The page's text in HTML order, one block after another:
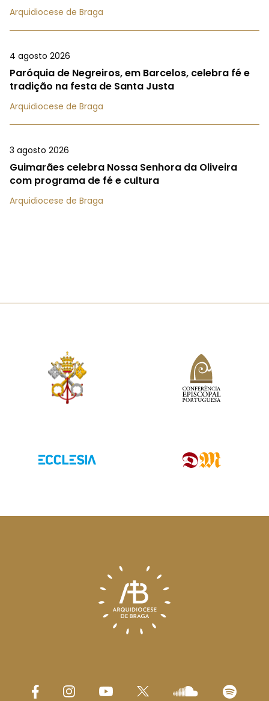
Arquidiocese de Braga
4 agosto 2026
Paróquia de Negreiros, em Barcelos, celebra fé e
tradição na festa de Santa Justa
Arquidiocese de Braga
3 agosto 2026
Guimarães celebra Nossa Senhora da Oliveira
com programa de fé e cultura
Arquidiocese de Braga